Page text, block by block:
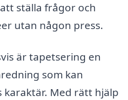
ställa frågor och
utan någon press.
är tapetsering en
som kan
Med rätt hjälp